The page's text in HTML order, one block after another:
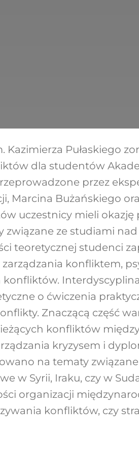
Pułaskiego
dla studentów
przez
Marcina Bużańskiego
uczestnicy mieli okazję
związane ze studiami
teoretycznej studenci
konfliktem,
konfliktów.
o ćwiczenia
Znaczącą część
konfliktów
kryzysem i
na tematy
w Syrii, Iraku, czy w
organizacji
konfliktów, czy